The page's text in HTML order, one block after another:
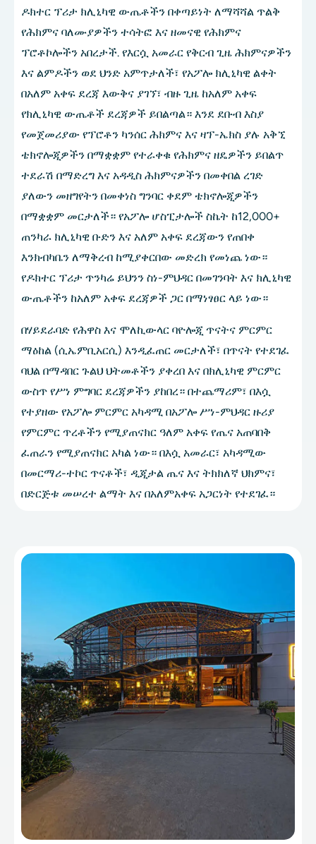
ዶክተር ፕሪታ ክሊኒካዊ ውጤቶችን በቀጣይነት ለማሻሻል ጥልቅ
የሕክምና ባለሙያዎችን ተሳትፎ እና ዘመናዊ የሕክምና
ፕሮቶኮሎችን አበረታች. የእርሷ አመራር የቅርብ ጊዜ ሕክምናዎችን
እና ልምዶችን ወደ ህንድ አምጥታለች፣ የአፖሎ ክሊኒካዊ ልቀት
በአለም አቀፍ ደረጃ እውቅና ያገኘ፣ ብዙ ጊዜ ከአለም አቀፍ
የክሊኒካዊ ውጤቶች ደረጃዎች ይበልጣል። እንደ ደቡብ እስያ
የመጀመሪያው የፕሮቶን ካንሰር ሕክምና እና ዛፕ-ኤክስ ያሉ አቅኚ
ቴክኖሎጂዎችን በማቋቋም የተራቀቁ የሕክምና ዘዴዎችን ይበልጥ
ተደራሽ በማድረግ እና አዳዲስ ሕክምናዎችን በመቀበል ረገድ
ያለውን መዘግየትን በመቀነስ ግንባር ቀደም ቴክኖሎጂዎችን
በማቋቋም መርታለች። የአፖሎ ሆስፒታሎች ስኬት ከ12,000+
ጠንካራ ክሊኒካዊ ቡድን እና አለም አቀፍ ደረጃውን የጠበቀ
እንክብካቤን ለማቅረብ ከሚያቀርበው መድረክ የመነጨ ነው።
የዶክተር ፕሪታ ጥንካሬ ይህንን ስነ-ምህዳር በመገንባት እና ክሊኒካዊ
ውጤቶችን ከአለም አቀፍ ደረጃዎች ጋር በማነፃፀር ላይ ነው።
በሃይደራባድ የሕዋስ እና ሞለኪውላር ባዮሎጂ ጥናትና ምርምር
ማዕከል (ሲኤምቢአርሲ) እንዲፈጠር መርታለች፣ በጥናት የተደገፈ
ባህል በማዳበር ጉልህ ህትመቶችን ያቀረበ እና በክሊኒካዊ ምርምር
ውስጥ የሥነ ምግባር ደረጃዎችን ያከበረ። በተጨማሪም፣ በእሷ
የተያዘው የአፖሎ ምርምር አካዳሚ በአፖሎ ሥነ-ምህዳር ዙሪያ
የምርምር ጥረቶችን የሚያጠናክር ዓለም አቀፍ የጤና አጠባበቅ
ፈጠራን የሚያጠናክር አካል ነው። በእሷ አመራር፣ አካዳሚው
በመርማሪ-ተኮር ጥናቶች፣ ዲጂታል ጤና እና ትክክለኛ ህክምና፣
በድርጅቱ መሠረተ ልማት እና በአለምአቀፍ አጋርነት የተደገፈ።